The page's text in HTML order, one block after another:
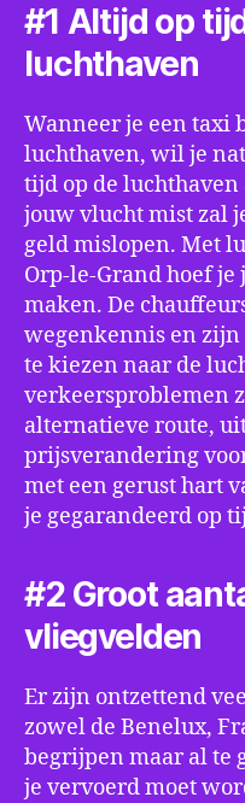
#1 Altijd op
luchthaven
Wanneer je een taxi
luchthaven, wil je
tijd op de
jouw vlucht mist zal
geld mislopen. Met
Orp-le-Grand hoef je
maken. De
wegenkennis en zijn
te kiezen naar de
verkeersproblemen
alternatieve route,
prijsverandering
met een gerust hart
je gegarandeerd op
#2 Groot
vliegvelden
Er zijn ontzettend
zowel de Benelux,
begrijpen maar al te
je vervoerd moet